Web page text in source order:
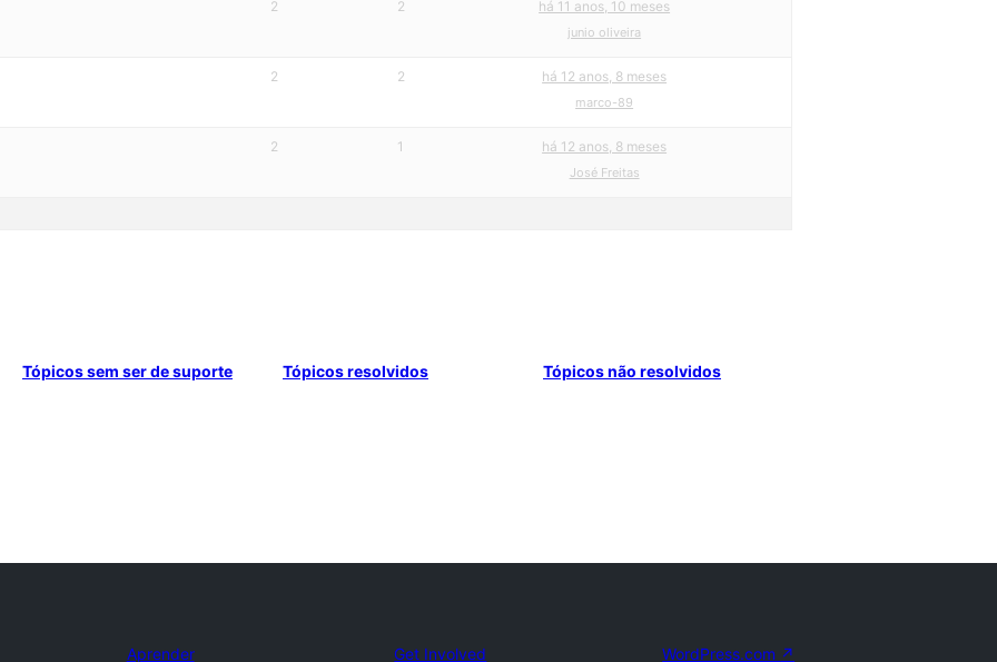
2 2 há 11 anos, 10 meses
junio oliveira
2 2 há 12 anos, 8 meses
marco-89
2 1 há 12 anos, 8 meses
José Freitas
Tópicos sem ser de suporte Tópicos resolvidos Tópicos não resolvidos
Aprender Get Involved WordPress.com ↗